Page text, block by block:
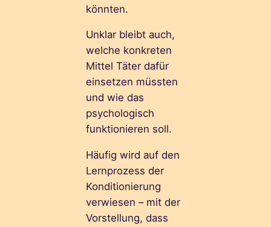
könnten.
Unklar bleibt auch,
welche konkreten
Mittel Täter dafür
einsetzen müssten
und wie das
psychologisch
funktionieren soll.
Häufig wird auf den
Lernprozess der
Konditionierung
verwiesen – mit der
Vorstellung, dass